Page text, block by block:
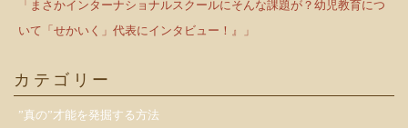
「まさかインターナショナルスクールにそんな課題が？幼児教育につ
いて「せかいく」代表にインタビュー！』」
カテゴリー
”真の”才能を発掘する方法